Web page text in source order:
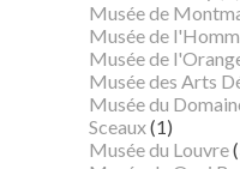
Musée de
Musée de
Musée de
Musée des Arts
Musée du
Sceaux(1)
Musée du Louvre